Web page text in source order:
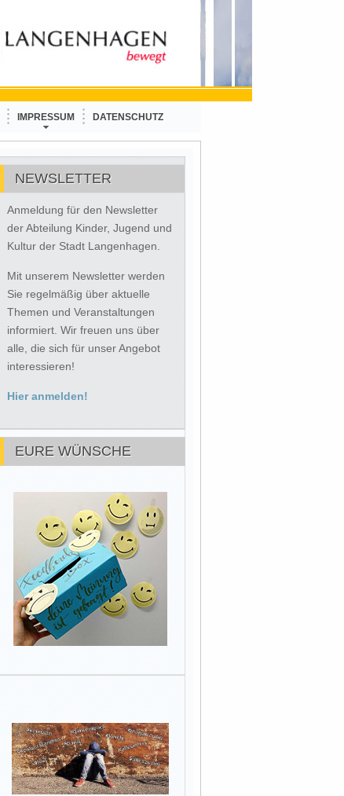
IMPRESSUM DATENSCHUTZ
NEWSLETTER
Anmeldung für den Newsletter
der Abteilung Kinder, Jugend und
Kultur der Stadt Langenhagen.
Mit unserem Newsletter werden
Sie regelmäßig über aktuelle
Themen und Veranstaltungen
informiert. Wir freuen uns über
alle, die sich für unser Angebot
interessieren!
Hier anmelden!
EURE WÜNSCHE